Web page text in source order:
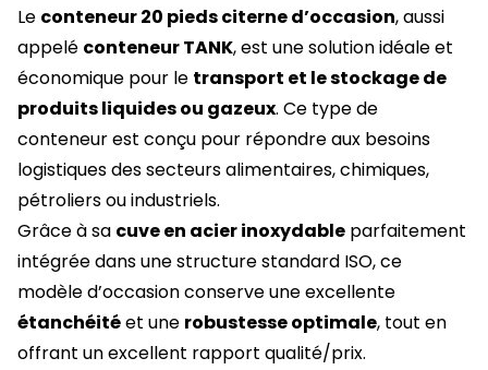
Le conteneur 20 pieds citerne d’occasion, aussi
appelé conteneur TANK, est une solution idéale et
économique pour le transport et le stockage de
produits liquides ou gazeux. Ce type de
conteneur est conçu pour répondre aux besoins
logistiques des secteurs alimentaires, chimiques,
pétroliers ou industriels.
Grâce à sa cuve en acier inoxydable parfaitement
intégrée dans une structure standard ISO, ce
modèle d’occasion conserve une excellente
étanchéitéet une robustesse optimale, tout en
offrant un excellent rapport qualité/prix.